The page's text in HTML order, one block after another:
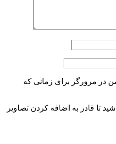
در مرورگر برای زمانی که
تا قادر به اضافه کردن تصاویر